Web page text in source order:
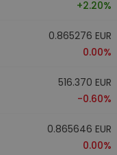
+2.20%
0.865276 EUR
0.00%
516.370 EUR
-0.60%
0.865646 EUR
0.00%